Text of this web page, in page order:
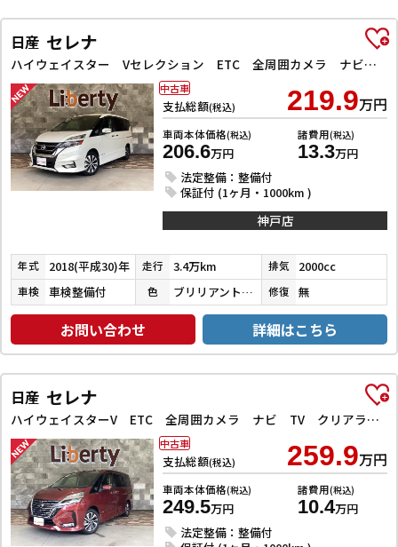
日産 セレナ
ハイウェイスター Vセレクション ETC 全周囲カメラ ナビ TV クリアランスソナー オートクルーズコントロール パークアシスト 衝突被害軽減システム 両側電動スライドドア オートライト LEDヘッドランプ
支払総額(税込) 219.9万円
車両本体価格(税込)
206.6万円
諸費用(税込)
13.3万円
法定整備：整備付
保証付 (1ヶ月・1000km )
中古車
神戸店
年式 2018(平成30)年 走行 3.4万km 排気 2000cc
車検 車検整備付 色 ブリリアントホワイトパール３コートパール 修復 無
お問い合わせ 詳細はこちら
日産 セレナ
ハイウェイスターV ETC 全周囲カメラ ナビ TV クリアランスソナー オートクルーズコントロール 衝突被害軽減システム 両側電動スライドドア オートライト LEDヘッドランプ スマートキー
支払総額(税込) 259.9万円
車両本体価格(税込)
249.5万円
諸費用(税込)
10.4万円
法定整備：整備付
中古車